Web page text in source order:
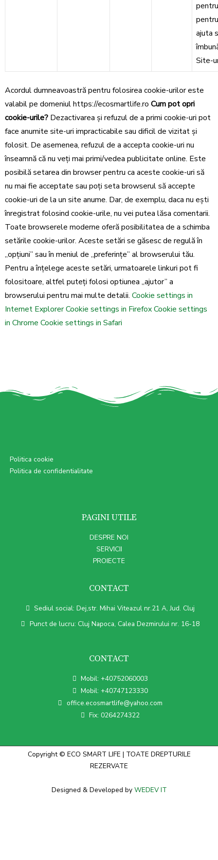
pentru
ajuta
Site-
Acordul dumneavoastră pentru folosirea cookie-urilor este
valabil pe domeniul https://ecosmartlife.ro Cum pot opri
cookie-urile? Dezactivarea şi refuzul de a primi cookie-uri pot
face anumite site-uri impracticabile sau dificil de vizitat şi
folosit. De asemenea, refuzul de a accepta cookie-uri nu
înseamnă că nu veţi mai primi/vedea publicitate online. Este
posibilă setarea din browser pentru ca aceste cookie-uri să
nu mai fie acceptate sau poţi seta browserul să accepte
cookie-uri de la un site anume. Dar, de exemplu, daca nu eşti
înregistrat folosind cookie-urile, nu vei putea lăsa comentarii.
Toate browserele moderne oferă posibilitatea de a schimba
setările cookie-urilor. Aceste setări se găsesc de regulă în
„opţiuni” sau în meniul de „preferinţe” al browserului tău.
Pentru a înţelege aceste setări, urmatoarele linkuri pot fi
folositoare, altfel puteţi folosi optiunea „ajutor” a
browserului pentru mai multe detalii. Cookie settings in
Internet ExplorerCookie settings in FirefoxCookie settings
in Chrome Cookie settings in Safari
Politica cookie
Politica de confidentialitate
PAGINI UTILE
DESPRE NOI
SERVICII
PROIECTE
CONTACT
Sediul social: Dej,str. Mihai Viteazul nr.21 A, Jud. Cluj
Punct de lucru: Cluj Napoca, Calea Dezmirului nr. 16-18
CONTACT
Mobil: +40752060003
Mobil: +40747123330
office.ecosmartlife@yahoo.com
Fix: 0264274322
Copyright © ECO SMART LIFE | TOATE DREPTURILE
REZERVATE
Designed & Developed by WEDEV IT